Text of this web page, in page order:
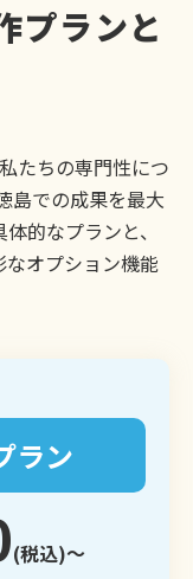
プランと
たちの専門性につ
島での成果を最大
的なプランと、
オプション機能
ラン
(税込)〜